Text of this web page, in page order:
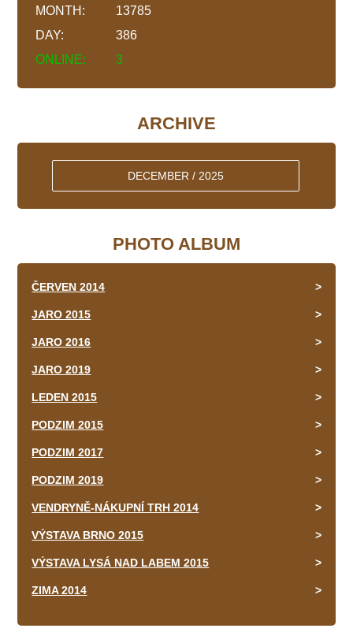
ONLINE: 3
MONTH:
13785
DAY:
386
ARCHIVE
DECEMBER / 2025
PHOTO ALBUM
ČERVEN 2014
JARO 2015
JARO 2016
JARO 2019
LEDEN 2015
PODZIM 2015
PODZIM 2017
PODZIM 2019
VENDRYNĚ-NÁKUPNÍ TRH 2014
VÝSTAVA BRNO 2015
VÝSTAVA LYSÁ NAD LABEM 2015
ZIMA 2014